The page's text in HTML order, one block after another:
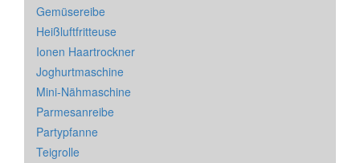
Gemüsereibe
Heißluftfritteuse
Ionen Haartrockner
Joghurtmaschine
Mini-Nähmaschine
Parmesanreibe
Partypfanne
Teigrolle